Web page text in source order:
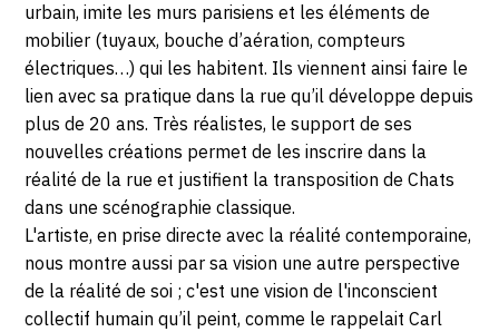
urbain, imite les murs parisiens et les éléments de
mobilier (tuyaux, bouche d’aération, compteurs
électriques…) qui les habitent. Ils viennent ainsi faire le
lien avec sa pratique dans la rue qu’il développe depuis
plus de 20 ans. Très réalistes, le support de ses
nouvelles créations permet de les inscrire dans la
réalité de la rue et justifient la transposition de Chats
dans une scénographie classique.
L'artiste, en prise directe avec la réalité contemporaine,
nous montre aussi par sa vision une autre perspective
de la réalité de soi ; c'est une vision de l'inconscient
collectif humain qu’il peint, comme le rappelait Carl